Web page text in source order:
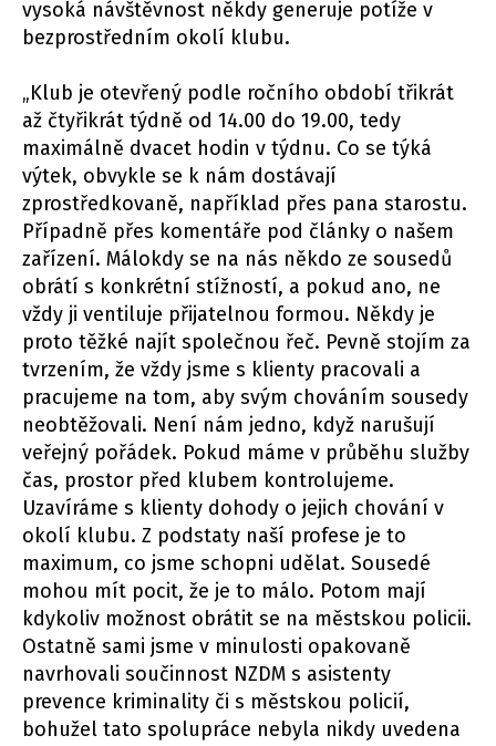
vysoká návštěvnost někdy generuje potíže v
bezprostředním okolí klubu.
„Klub je otevřený podle ročního období třikrát
až čtyřikrát týdně od 14.00 do 19.00, tedy
maximálně dvacet hodin v týdnu. Co se týká
výtek, obvykle se k nám dostávají
zprostředkovaně, například přes pana starostu.
Případně přes komentáře pod články o našem
zařízení. Málokdy se na nás někdo ze sousedů
obrátí s konkrétní stížností, a pokud ano, ne
vždy ji ventiluje přijatelnou formou. Někdy je
proto těžké najít společnou řeč. Pevně stojím za
tvrzením, že vždy jsme s klienty pracovali a
pracujeme na tom, aby svým chováním sousedy
neobtěžovali. Není nám jedno, když narušují
veřejný pořádek. Pokud máme v průběhu služby
čas, prostor před klubem kontrolujeme.
Uzavíráme s klienty dohody o jejich chování v
okolí klubu. Z podstaty naší profese je to
maximum, co jsme schopni udělat. Sousedé
mohou mít pocit, že je to málo. Potom mají
kdykoliv možnost obrátit se na městskou policii.
Ostatně sami jsme v minulosti opakovaně
navrhovali součinnost NZDM s asistenty
prevence kriminality či s městskou policií,
bohužel tato spolupráce nebyla nikdy uvedena